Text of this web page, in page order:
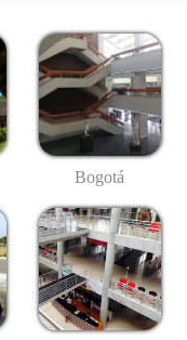
Bogotá